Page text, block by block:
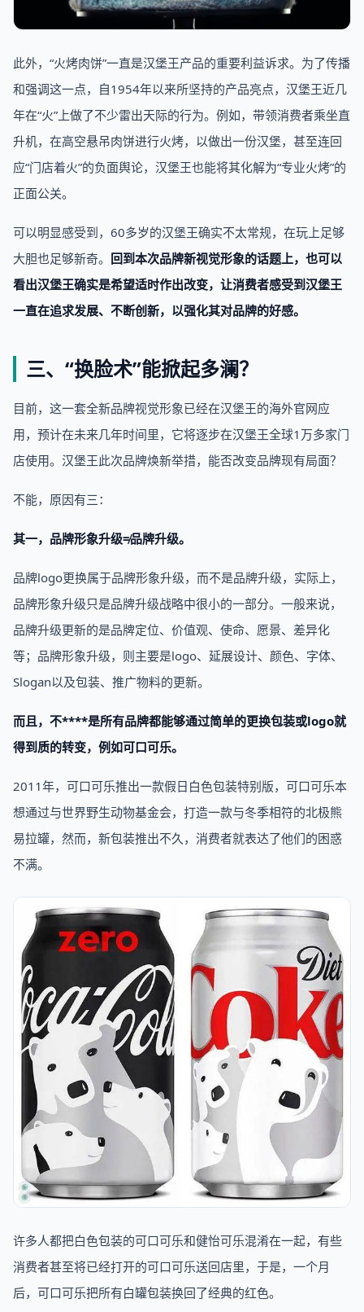
此外，“火烤肉饼”一直是汉堡王产品的重要利益诉求。为了传播
和强调这一点，自1954年以来所坚持的产品亮点，汉堡王近几
年在“火”上做了不少雷出天际的行为。例如，带领消费者乘坐直
升机，在高空悬吊肉饼进行火烤，以做出一份汉堡，甚至连回
应“门店着火”的负面舆论，汉堡王也能将其化解为“专业火烤”的
正面公关。
可以明显感受到，60多岁的汉堡王确实不太常规，在玩上足够
大胆也足够新奇。 回到本次品牌新视觉形象的话题上，也可以
看出汉堡王确实是希望适时作出改变，让消费者感受到汉堡王
一直在追求发展、不断创新，以强化其对品牌的好感。
三、“换脸术”能掀起多澜？
目前，这一套全新品牌视觉形象已经在汉堡王的海外官网应
用，预计在未来几年时间里，它将逐步在汉堡王全球1万多家门
店使用。汉堡王此次品牌焕新举措，能否改变品牌现有局面？
不能，原因有三：
其一，品牌形象升级≠品牌升级。
品牌logo更换属于品牌形象升级，而不是品牌升级，实际上，
品牌形象升级只是品牌升级战略中很小的一部分。一般来说，
品牌升级更新的是品牌定位、价值观、使命、愿景、差异化
等；品牌形象升级，则主要是logo、延展设计、颜色、字体、
Slogan以及包装、推广物料的更新。
而且，不****是所有品牌都能够通过简单的更换包装或logo就
得到质的转变，例如可口可乐。
2011年，可口可乐推出一款假日白色包装特别版，可口可乐本
想通过与世界野生动物基金会，打造一款与冬季相符的北极熊
易拉罐，然而，新包装推出不久，消费者就表达了他们的困惑
不满。
许多人都把白色包装的可口可乐和健怡可乐混淆在一起，有些
消费者甚至将已经打开的可口可乐送回店里，于是，一个月
后，可口可乐把所有白罐包装换回了经典的红色。